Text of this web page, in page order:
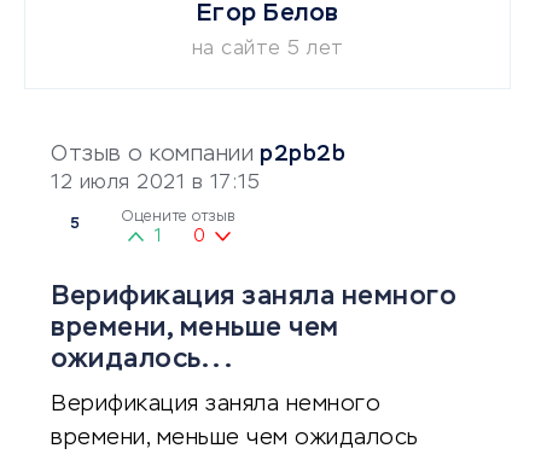
Отзыв о компании p2pb2b
12 июля 2021 в 17:15
5 Оцените отзыв
1 0
Верификация заняла немного
времени, меньше чем
ожидалось...
Верификация заняла немного
времени, меньше чем ожидалось
Егор Белов
на сайте 5 лет